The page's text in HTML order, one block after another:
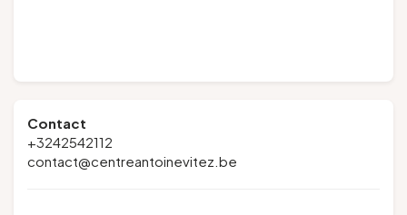
Contact
+3242542112
contact@centreantoinevitez.be